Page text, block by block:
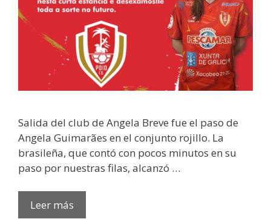
Salida del club de Angela Breve fue el paso de
Angela Guimarães en el conjunto rojillo. La
brasileña, que contó con pocos minutos en su
paso por nuestras filas, alcanzó …
Leer más